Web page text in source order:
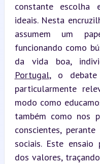
constante escolha
ideais. Nesta
assumem um
funcionando como
da vida boa,
Portugal, o
particularmente
modo como
também como nos
conscientes,
sociais. Este
dos valores,